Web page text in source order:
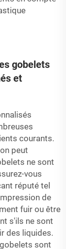
gobelets
et
courants.
peut
ne sont
vous
réputé tel
de
fuir ou être
s'ils ne sont
des liquides.
sont